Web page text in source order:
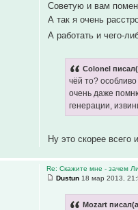
Советую и вам
А так я очень
А работать и чего-
Colonel
чёй то?
очень даже
генерации,
Ну это скорее всего
Re: Скажите мне - зачем
Dustun 18 мар 2013,
Mozart